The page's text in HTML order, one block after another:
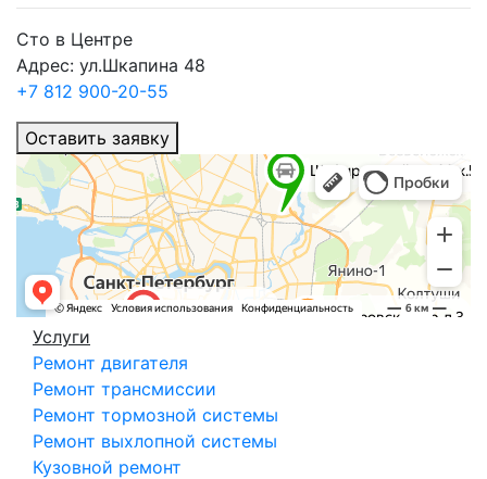
Сто в Центре
Адрес: ул.Шкапина 48
+7 812 900-20-55
Оставить заявку
Услуги
Ремонт двигателя
Ремонт трансмиссии
Ремонт тормозной системы
Ремонт выхлопной системы
Кузовной ремонт